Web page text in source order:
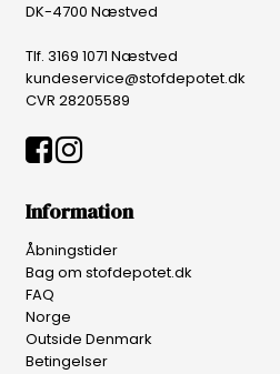
DK-4700 Næstved
Tlf. 3169 1071 Næstved
kundeservice@stofdepotet.dk
CVR 28205589
Information
Åbningstider
Bag om stofdepotet.dk
FAQ
Norge
Outside Denmark
Betingelser